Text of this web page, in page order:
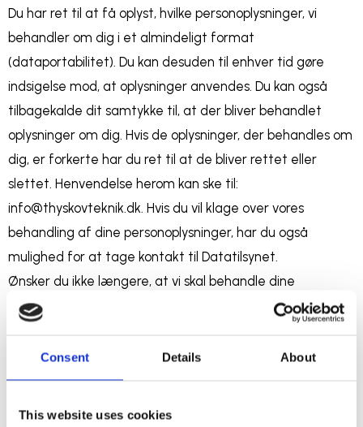
Consent Details About
This website uses cookies
Du har ret til at få oplyst, hvilke personoplysninger, vi
behandler om dig i et almindeligt format
(dataportabilitet). Du kan desuden til enhver tid gøre
indsigelse mod, at oplysninger anvendes. Du kan også
tilbagekalde dit samtykke til, at der bliver behandlet
oplysninger om dig. Hvis de oplysninger, der behandles om
dig, er forkerte har du ret til at de bliver rettet eller
slettet. Henvendelse herom kan ske til:
info@thyskovteknik.dk. Hvis du vil klage over vores
behandling af dine personoplysninger, har du også
mulighed for at tage kontakt til Datatilsynet.
Ønsker du ikke længere, at vi skal behandle dine
personoplysninger, eller at vi skal begrænse behandlingen
anmodning herom til ovennævnte e-mailadresse.
Websitet ejes og publiceres af: